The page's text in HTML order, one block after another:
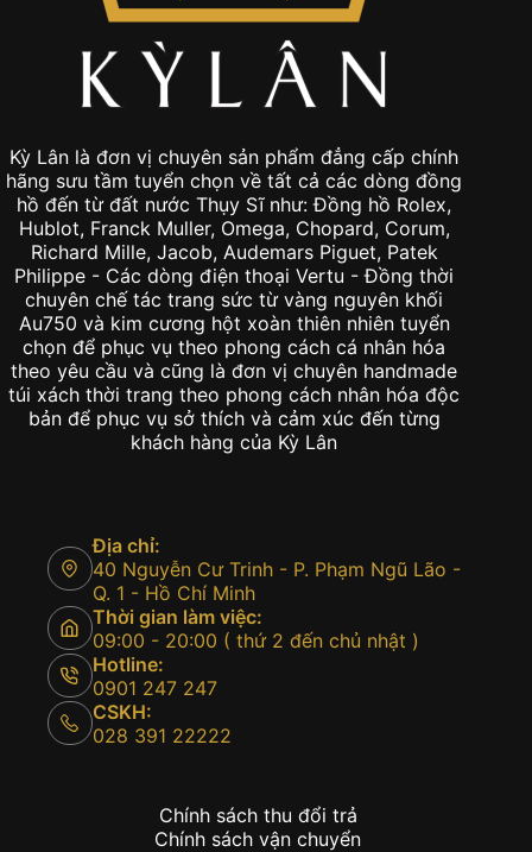
Kỳ Lân là đơn vị chuyên sản phẩm đẳng cấp chính
hãng sưu tầm tuyển chọn về tất cả các dòng đồng
hồ đến từ đất nước Thụy Sĩ như: Đồng hồ Rolex,
Hublot, Franck Muller, Omega, Chopard, Corum,
Richard Mille, Jacob, Audemars Piguet, Patek
Philippe - Các dòng điện thoại Vertu - Đồng thời
chuyên chế tác trang sức từ vàng nguyên khối
Au750 và kim cương hột xoàn thiên nhiên tuyển
chọn để phục vụ theo phong cách cá nhân hóa
theo yêu cầu và cũng là đơn vị chuyên handmade
túi xách thời trang theo phong cách nhân hóa độc
bản để phục vụ sở thích và cảm xúc đến từng
khách hàng của Kỳ Lân
Địa chỉ:
40 Nguyễn Cư Trinh - P. Phạm Ngũ Lão -
Q. 1 - Hồ Chí Minh
Thời gian làm việc:
09:00 - 20:00 ( thứ 2 đến chủ nhật )
Hotline:
0901 247 247
CSKH:
028 391 22222
Chính sách thu đổi trả
Chính sách vận chuyển